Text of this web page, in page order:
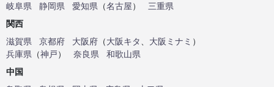
岐阜県
静岡県 愛知県 （名古屋）
三重県
関西
滋賀県
京都府 大阪府 （大阪キタ、 大阪ミナミ ）
兵庫県 （神戸） 奈良県
和歌山県
中国